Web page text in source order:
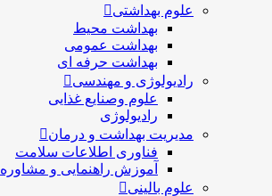
علوم بهداشتی
بهداشت محیط
بهداشت عمومی
بهداشت حرفه ای
رادیولوژی و مهندسی
علوم وصنایع غذایی
رادیولوژی
مدیریت بهداشت و درمان
فناوری اطلاعات سلامت
آموزش راهنمایی و مشاوره
علوم بالینی